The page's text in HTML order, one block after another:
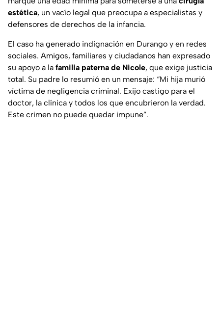
estética, un vacío legal que preocupa a especialistas y
defensores de derechos de la infancia.
El caso ha generado indignación en Durango y en redes
sociales. Amigos, familiares y ciudadanos han expresado
su apoyo a la familia paterna de Nicole, que exige justicia
total. Su padre lo resumió en un mensaje: “Mi hija murió
víctima de negligencia criminal. Exijo castigo para el
doctor, la clínica y todos los que encubrieron la verdad.
Este crimen no puede quedar impune”.